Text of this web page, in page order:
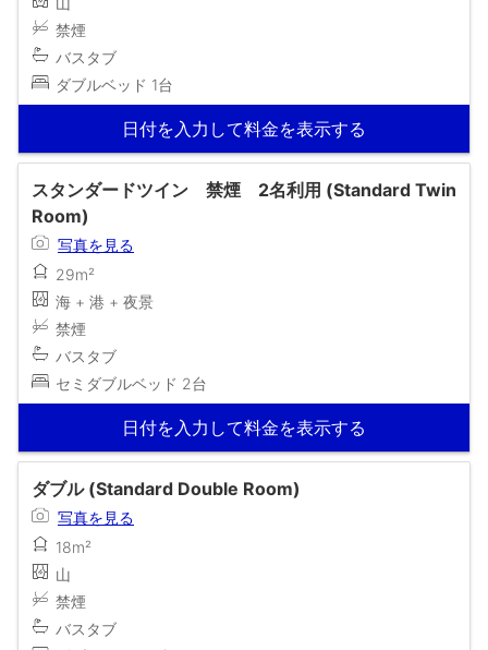
禁煙
バスタブ
ダブルベッド 1台
日付を入力して料金を表示する
スタンダードツイン 禁煙 2名利用 (Standard Twin
Room)
写真を見る
29m²
海 + 港 + 夜景
禁煙
バスタブ
セミダブルベッド 2台
日付を入力して料金を表示する
ダブル (Standard Double Room)
写真を見る
18m²
山
禁煙
バスタブ